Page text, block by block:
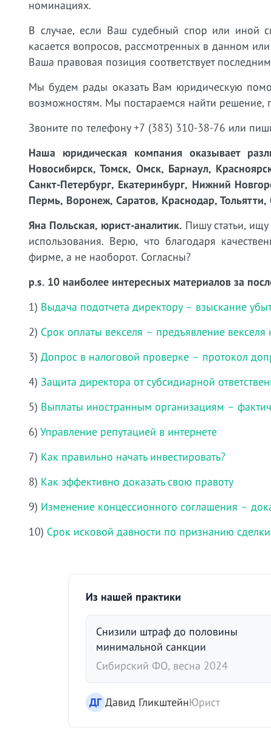
номинациях.
В случае, если Ваш судебный спор или иной
касается вопросов, рассмотренных в данном
Ваша правовая позиция соответствует
Мы будем рады оказать Вам юридическую
возможностям. Мы постараемся найти
Звоните по телефону +7 (383) 310-38-76 или
Наша юридическая компания оказывает
Новосибирск, Томск, Омск, Барнаул,
Санкт-Петербург, Екатеринбург, Нижний
Пермь, Воронеж, Саратов, Краснодар, Тольятти,
Яна Польская, юрист-аналитик. Пишу статьи,
использования. Верю, что благодаря
фирме, а не наоборот. Согласны?
p.s. 10 наиболее интересных материалов за
1) Выдача подотчета директору – взыскание
2) Срок оплаты векселя – предъявление векселя
3) Допрос в налоговой проверке – протокол
4) Защита директора от субсидиарной
5) Выплаты иностранным организациям –
6) Управление репутацией в интернете
7) Как правильно начать инвестировать?
8) Как эффективно доказать свою правоту
9) Изменение концессионного соглашения –
10) Срок исковой давности по признанию
Из нашей практики
Снизили штраф до половины
минимальной санкции
Сибирский ФО, весна 2024
ДГ Давид ГликштейнЮрист